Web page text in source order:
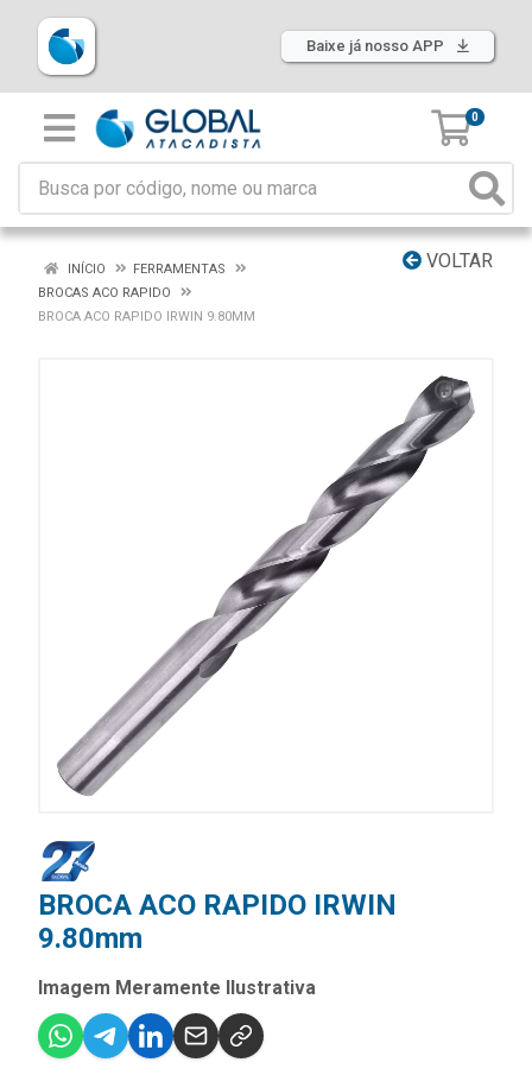
Baixe já nosso APP
0
VOLTAR
INÍCIO
FERRAMENTAS
BROCAS ACO RAPIDO
BROCA ACO RAPIDO IRWIN 9.80MM
BROCA ACO RAPIDO IRWIN
9.80mm
Imagem Meramente Ilustrativa